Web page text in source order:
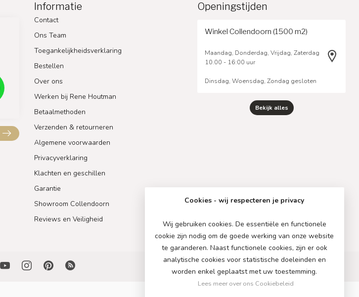
Informatie
Contact
Ons Team
Toegankelijkheidsverklaring
Bestellen
Over ons
Werken bij Rene Houtman
Betaalmethoden
Verzenden & retourneren
Algemene voorwaarden
Privacyverklaring
Klachten en geschillen
Garantie
Showroom Collendoorn
Reviews en Veiligheid
Openingstijden
Winkel Collendoorn (1500 m2)
Maandag, Donderdag, Vrijdag, Zaterdag
10.00 - 16:00 uur
Dinsdag, Woensdag, Zondag gesloten
Bekijk alles
Cookies - wij respecteren je privacy
Wij gebruiken cookies. De essentiële en functionele
cookie zijn nodig om de goede werking van onze website
te garanderen. Naast functionele cookies, zijn er ook
analytische cookies voor statistische doeleinden en
worden enkel geplaatst met uw toestemming.
Lees meer over ons Cookiebeleid